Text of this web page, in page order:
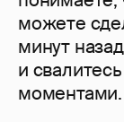
можете
минут
и
моментами.